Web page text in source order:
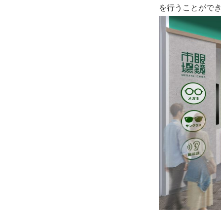
を行うことがで